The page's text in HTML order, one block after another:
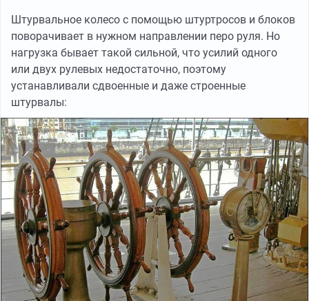
Штурвальное колесо с помощью штуртросов и блоков
поворачивает в нужном направлении перо руля. Но
нагрузка бывает такой сильной, что усилий одного
или двух рулевых недостаточно, поэтому
устанавливали сдвоенные и даже строенные
штурвалы: